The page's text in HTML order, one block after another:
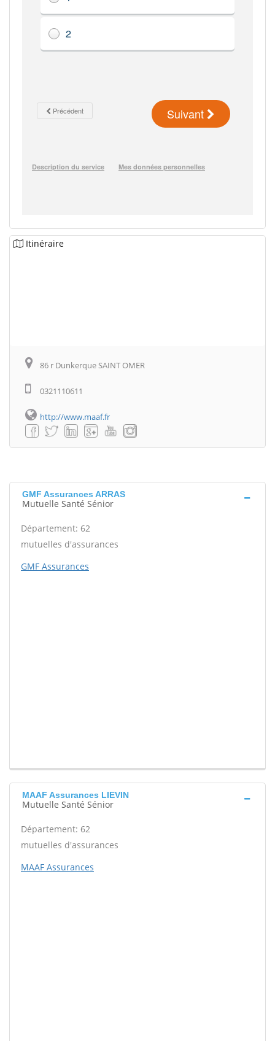
Itinéraire
86 r Dunkerque SAINT OMER
0321110611
http://www.maaf.fr
GMF Assurances ARRAS
Mutuelle Santé Sénior
Département: 62
mutuelles d'assurances
GMF Assurances
MAAF Assurances LIEVIN
Mutuelle Santé Sénior
Département: 62
mutuelles d'assurances
MAAF Assurances